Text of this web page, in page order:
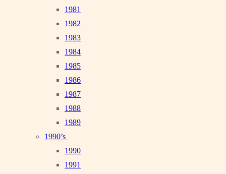
1981
1982
1983
1984
1985
1986
1987
1988
1989
1990’s
1990
1991